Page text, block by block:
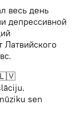
весь день
депрессивной
sen